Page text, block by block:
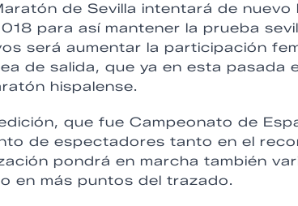
de Sevilla intentará de
para así mantener la prueba
será aumentar la participación
de salida, que ya en esta pasada
hispalense.
que fue Campeonato de
de espectadores tanto en el
pondrá en marcha también
en más puntos del trazado.